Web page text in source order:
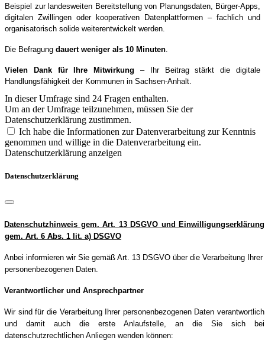
Beispiel zur landesweiten Bereitstellung von Planungsdaten, Bürger-Apps,
digitalen Zwillingen oder kooperativen Datenplattformen – fachlich und
organisatorisch solide weiterentwickelt werden.
Die Befragung dauert weniger als 10 Minuten
Vielen Dank für Ihre Mitwirkung – Ihr Beitrag stärkt die digitale
Handlungsfähigkeit der Kommunen in Sachsen-Anhalt.
In dieser Umfrage sind 24 Fragen enthalten.
Um an der Umfrage teilzunehmen, müssen Sie der
Datenschutzerklärung zustimmen.
Ich habe die Informationen zur Datenverarbeitung zur Kenntnis
genommen und willige in die Datenverarbeitung ein.
Datenschutzerklärung anzeigen
Datenschutzerklärung
Datenschutzhinweis gem. Art. 13 DSGVO und Einwilligungserklärung
gem. Art. 6 Abs. 1 lit. a) DSGVO
Anbei informieren wir Sie gemäß Art. 13 DSGVO über die Verarbeitung Ihrer
personenbezogenen Daten.
Verantwortlicher und Ansprechpartner
Wir sind für die Verarbeitung Ihrer personenbezogenen Daten verantwortlich
und damit auch die erste Anlaufstelle, an die Sie sich bei
datenschutzrechtlichen Anliegen wenden können: